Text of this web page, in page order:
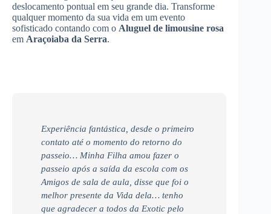
deslocamento pontual em seu grande dia. Transforme
qualquer momento da sua vida em um evento
sofisticado contando com o Aluguel de limousine rosa
em Araçoiaba da Serra.
Experiência fantástica, desde o primeiro
contato até o momento do retorno do
passeio… Minha Filha amou fazer o
passeio após a saída da escola com os
Amigos de sala de aula, disse que foi o
melhor presente da Vida dela… tenho
que agradecer a todos da Exotic pelo